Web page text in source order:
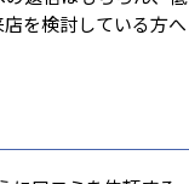
を検討している方へ